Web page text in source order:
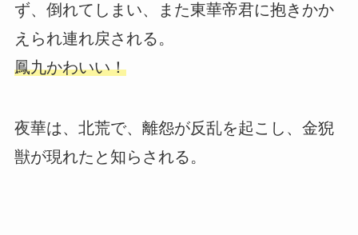
ず、倒れてしまい、また東華帝君に抱きかか
えられ連れ戻される。
鳳九かわいい！
夜華は、北荒で、離怨が反乱を起こし、金猊
獣が現れたと知らされる。